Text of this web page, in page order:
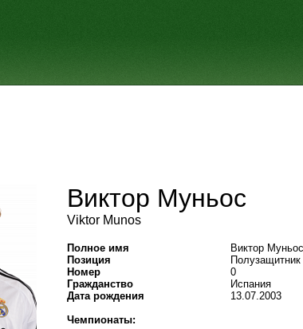
Виктор Муньос
Viktor Munos
Полное имя
Виктор Муньос
Позиция
Полузащитник
Номер
0
Гражданство
Испания
Дата рождения
13.07.2003
Чемпионаты: